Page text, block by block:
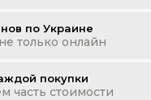
по Украине
только онлайн
покупки
часть стоимости